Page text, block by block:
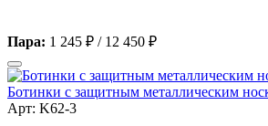
Пара: 1 245 ₽ / 12 450 ₽
Ботинки с защитным металлическим
Арт: K62-3